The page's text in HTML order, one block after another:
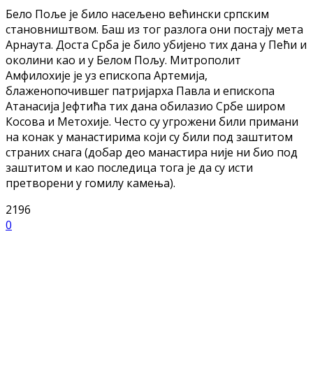
Бело Поље је било насељено већински српским
становништвом. Баш из тог разлога они постају мета
Арнаута. Доста Срба је било убијено тих дана у Пећи и
околини као и у Белом Пољу. Митрополит
Амфилохије је уз епископа Артемија,
блаженопочившег патријарха Павла и епископа
Атанасија Јефтића тих дана обилазио Србе широм
Косова и Метохије. Често су угрожени били примани
на конак у манастирима који су били под заштитом
страних снага (добар део манастира није ни био под
заштитом и као последица тога је да су исти
претворени у гомилу камења).
2196
0